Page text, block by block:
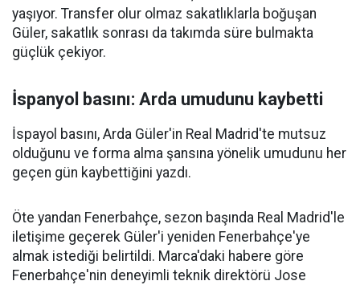
yaşıyor. Transfer olur olmaz sakatlıklarla boğuşan
Güler, sakatlık sonrası da takımda süre bulmakta
güçlük çekiyor.
İspanyol basını: Arda umudunu kaybetti
İspayol basını, Arda Güler'in Real Madrid'te mutsuz
olduğunu ve forma alma şansına yönelik umudunu her
geçen gün kaybettiğini yazdı.
Öte yandan Fenerbahçe, sezon başında Real Madrid'le
iletişime geçerek Güler'i yeniden Fenerbahçe'ye
almak istediği belirtildi. Marca'daki habere göre
Fenerbahçe'nin deneyimli teknik direktörü Jose